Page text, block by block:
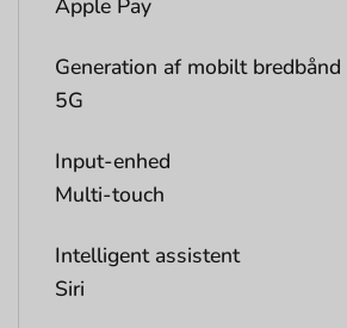
Apple Pay
Generation af mobilt bredbånd
5G
Input-enhed
Multi-touch
Intelligent assistent
Siri